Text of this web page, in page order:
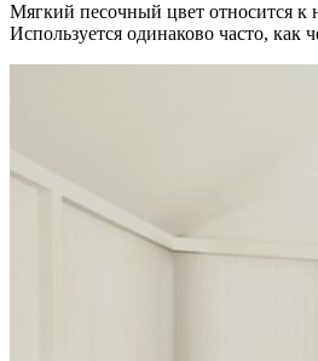
Мягкий песочный цвет относится к
Используется одинаково часто, как